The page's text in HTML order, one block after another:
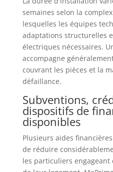
semaines selon la
lesquelles les équipes
adaptations structurelles
électriques nécessaires.
accompagne
couvrant les pièces et la
défaillance.
Subventions,
dispositifs de
disponibles
Plusieurs aides
de réduire
les particuliers